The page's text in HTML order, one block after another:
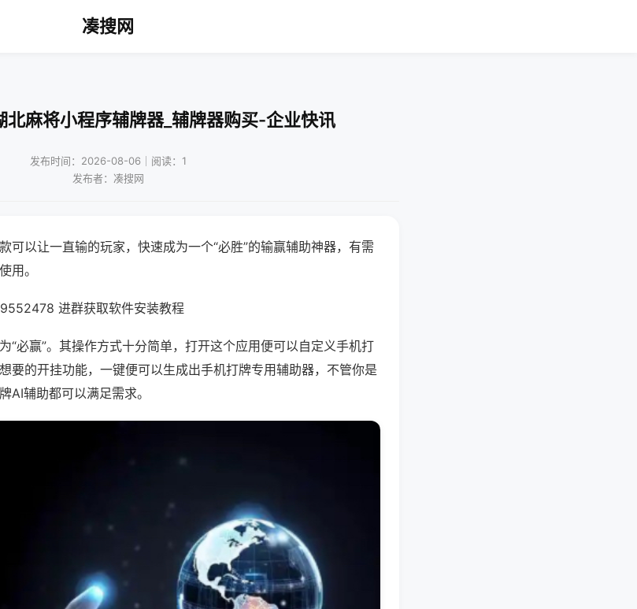
凑搜网
北麻将小程序辅牌器_辅牌器购买-企业快讯
发布时间：2026-08-06｜阅读：1
发布者：凑搜网
可以让一直输的玩家，快速成为一个“必胜”的输赢辅助神器，有需
用。
进群获取软件安装教程
“必赢”。其操作方式十分简单，打开这个应用便可以自定义手机打
要的开挂功能，一键便可以生成出手机打牌专用辅助器，不管你是
AI辅助都可以满足需求。